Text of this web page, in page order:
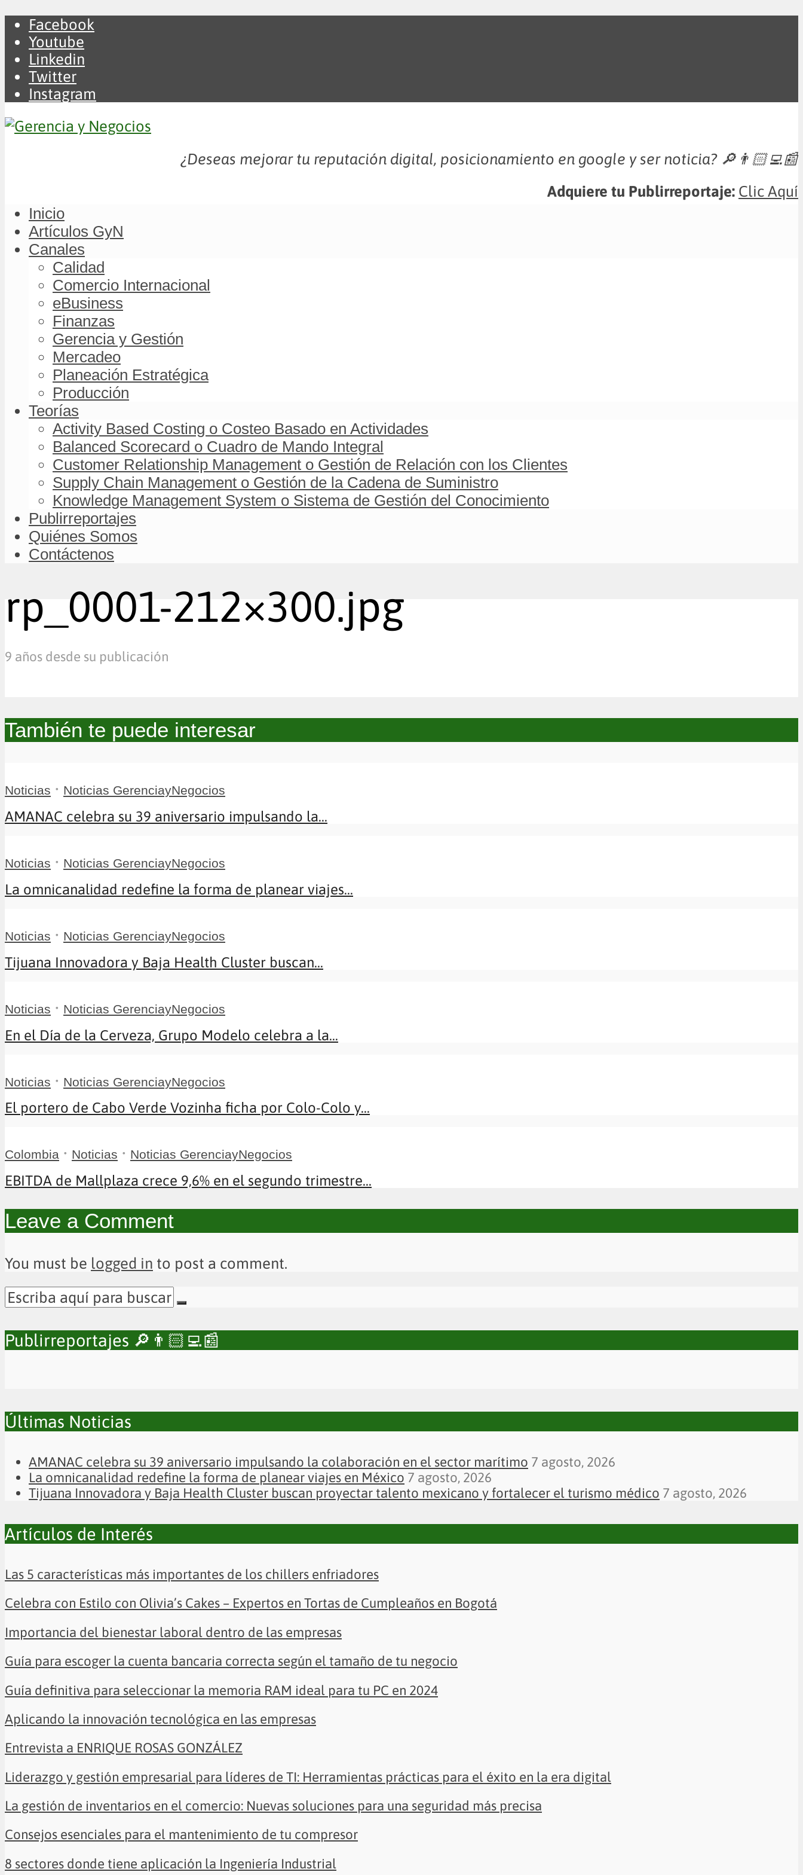
Facebook
Youtube
Linkedin
Twitter
Instagram
¿Deseas mejorar tu reputación digital, posicionamiento en google y ser noticia? 🔎👨🏻‍💻📰
Adquiere tu Publirreportaje: Clic Aquí
Inicio
Artículos GyN
Canales
Calidad
Comercio Internacional
eBusiness
Finanzas
Gerencia y Gestión
Mercadeo
Planeación Estratégica
Producción
Teorías
Activity Based Costing o Costeo Basado en Actividades
Balanced Scorecard o Cuadro de Mando Integral
Customer Relationship Management o Gestión de Relación con los Clientes
Supply Chain Management o Gestión de la Cadena de Suministro
Knowledge Management System o Sistema de Gestión del Conocimiento
Publirreportajes
Quiénes Somos
Contáctenos
rp_0001-212×300.jpg
9 años desde su publicación
También te puede interesar
Noticias • Noticias GerenciayNegocios
AMANAC celebra su 39 aniversario impulsando la...
Noticias • Noticias GerenciayNegocios
La omnicanalidad redefine la forma de planear viajes...
Noticias • Noticias GerenciayNegocios
Tijuana Innovadora y Baja Health Cluster buscan...
Noticias • Noticias GerenciayNegocios
En el Día de la Cerveza, Grupo Modelo celebra a la...
Noticias • Noticias GerenciayNegocios
El portero de Cabo Verde Vozinha ficha por Colo-Colo y...
Colombia • Noticias • Noticias GerenciayNegocios
EBITDA de Mallplaza crece 9,6% en el segundo trimestre...
Leave a Comment
You must be logged in to post a comment.
Publirreportajes 🔎👨🏻‍💻📰
Últimas Noticias
AMANAC celebra su 39 aniversario impulsando la colaboración en el sector marítimo 7 agosto, 2026
La omnicanalidad redefine la forma de planear viajes en México 7 agosto, 2026
Tijuana Innovadora y Baja Health Cluster buscan proyectar talento mexicano y fortalecer el turismo médico 7 agosto, 2026
Artículos de Interés
Las 5 características más importantes de los chillers enfriadores
Celebra con Estilo con Olivia’s Cakes – Expertos en Tortas de Cumpleaños en Bogotá
Importancia del bienestar laboral dentro de las empresas
Guía para escoger la cuenta bancaria correcta según el tamaño de tu negocio
Guía definitiva para seleccionar la memoria RAM ideal para tu PC en 2024
Aplicando la innovación tecnológica en las empresas
Entrevista a ENRIQUE ROSAS GONZÁLEZ
Liderazgo y gestión empresarial para líderes de TI: Herramientas prácticas para el éxito en la era digital
La gestión de inventarios en el comercio: Nuevas soluciones para una seguridad más precisa
Consejos esenciales para el mantenimiento de tu compresor
8 sectores donde tiene aplicación la Ingeniería Industrial